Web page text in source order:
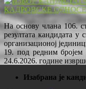
На основу члана 106.
резултата кандидата
организационој
19. под редним
24.6.2026. године
Изабрана је